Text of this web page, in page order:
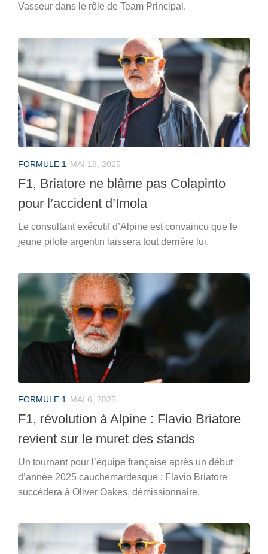
Vasseur dans le rôle de Team Principal.
FORMULE 1 MAI 18, 2025
F1, Briatore ne blâme pas Colapinto
pour l’accident d’Imola
Le consultant exécutif d’Alpine est convaincu que le
jeune pilote argentin laissera tout derrière lui.
FORMULE 1 MAI 6, 2025
F1, révolution à Alpine : Flavio Briatore
revient sur le muret des stands
Un tournant pour l’équipe française après un début
d’année 2025 cauchemardesque : Flavio Briatore
succédera à Oliver Oakes, démissionnaire.